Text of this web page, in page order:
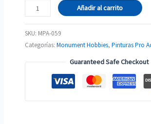
059-
Pro
cantidad
Añadir al carrito
SKU: MPA-059
Categorías:Monument Hobbies,Pinturas Pro
Guaranteed Safe Checkout